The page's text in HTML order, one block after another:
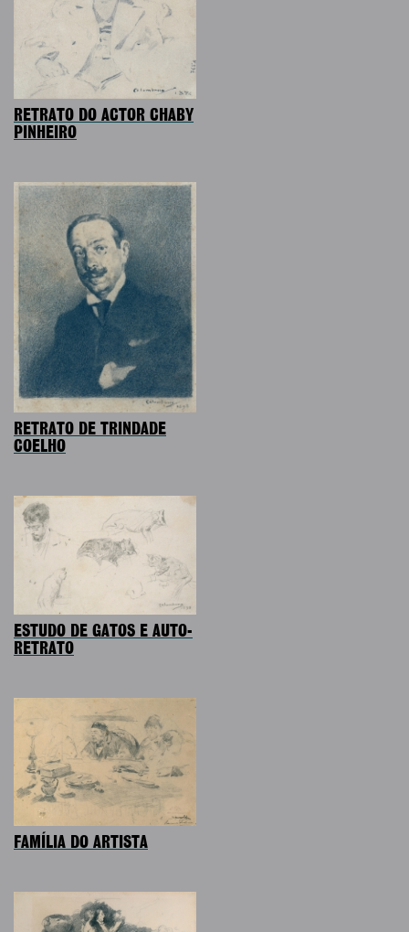
RETRATO DO ACTOR CHABY
PINHEIRO
RETRATO DE TRINDADE
COELHO
ESTUDO DE GATOS E AUTO-
RETRATO
FAMÍLIA DO ARTISTA